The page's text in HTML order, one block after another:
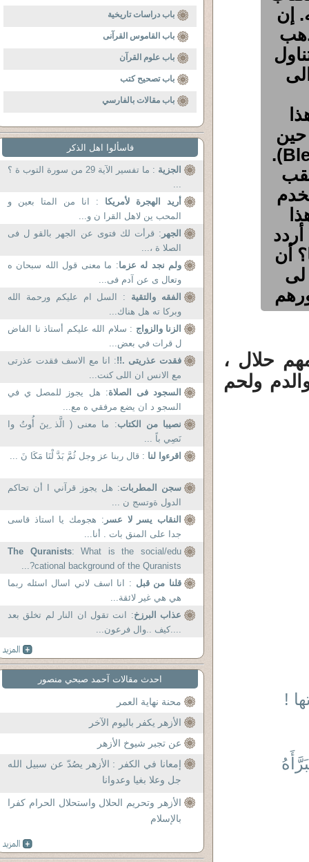
إن
حين
يقولون (Bless this food our Lord Jesus).
أن
لى
حلال ،
ولحم
!
باب دراسات تاريخية
باب القاموس القرآنى
باب علوم القرآن
باب تصحيح كتب
باب مقالات بالفارسي
فاسألوا اهل الذكر
الجزية
: ما تفسير الآية 29 من سورة التوب ة ؟
...
أريد الهجرة لأمريكا : انا من المتا بعين و
المحب ين لاهل القرا ن و...
الجهر : قرأت لك فتوى عن الجهر بالقو ل فى
الصلا ة ،...
ولم نجد له عزما: ما معنى قول الله سبحان ه
وتعال ى عن آدم فى...
الفقه والتقية : السل ام عليكم ورحمة الله
وبركا ته هل هناك...
الزنا والزواج : سلام الله عليكم أستاذ نا الفاض
ل قرات في بعض...
فقدت عذريتى .!!: انا مع الاسف فقدت عذرتى
مع الانس ان اللى كنت...
السجود فى الصلاة: هل يجوز للمصل ي في
السجو د ان يضع مرفقي ه مع...
نصيبا من الكتاب: ما معنى ( الَّذ ِينَ أُوتُ وا
نَصِي باً ...
اقرءوا لنا : قال ربنا عز وجل ثُمَّ بَدَّ لْنَا مَكَا نَ ...
سجن المطربات: هل يجوز قرآني ا أن تحاكم
الدول ةوتسج ن ...
النقاب يسر لا عسر : هجومك يا استاذ قاسى
جدا على المنق بات . أنا...
The Quranists: What is the social/edu
cational background of the Quranists?...
قلنا من قبل : انا اسف لاني اسال اسئله ربما
هي هي غير لائقة...
عذاب البرزخ: انت تقول ان النار لم تخلق بعد
....كيف ..وال فرعون...
احدث مقالات آحمد صبحي منصور
محنة نهاية العمر
الأزهر يكفر باليوم الآخر
عن تجبر شيوخ الأزهر
إمعانا في الكفر : الأزهر يصُدّ عن سبيل الله
جل وعلا بغيا وعدوانا
الأزهر وتحريم الحلال واستحلال الحرام كفرا
بالإسلام